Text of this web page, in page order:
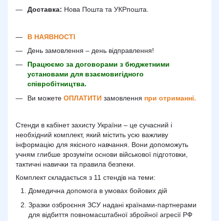
Доставка: Нова Пошта та УКРпошта.
В НАЯВНОСТІ
День замовлення – день відправлення!
Працюємо за договорами з бюджетними
установами для взаємовигідного
співробітництва.
Ви можете ОПЛАТИТИ замовлення при отриманні.
Стенди в кабінет захисту України – це сучасний і
необхідний комплект, який містить усю важливу
інформацію для якісного навчання. Вони допоможуть
учням глибше зрозуміти основи військової підготовки,
тактичні навички та правила безпеки.
Комплект складається з 11 стендів на теми:
Домедична допомога в умовах бойових дій
Зразки озброєння ЗСУ надані країнами-партнерами
для відбиття повномасштабної збройної агресії РФ